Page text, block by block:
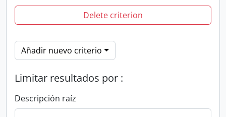
Delete criterion
Añadir nuevo criterio
Limitar resultados por :
Descripción raíz